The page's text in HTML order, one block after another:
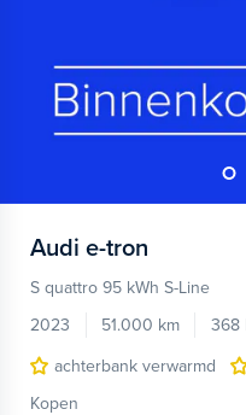
Audi e-tron
S quattro 95 kWh S-Line
2023
51.000 km 368
achterbank verwarmd
Kopen